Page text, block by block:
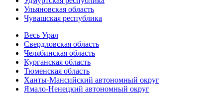
Ульяновская область
Чувашская республика
Весь Урал
Свердловская область
Челябинская область
Курганская область
Тюменская область
Ханты-Мансийский автономный округ
Ямало-Ненецкий автономный округ